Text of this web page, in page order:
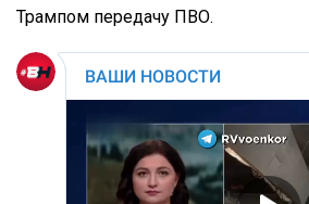
Трампом передачу ПВО.